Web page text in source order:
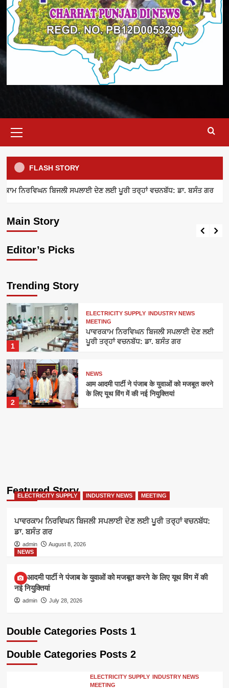
Menu
FLASH STORY
ਨਿਰਵਿਘਨ ਬਿਜਲੀ ਸਪਲਾਈ ਦੇਣ ਲਈ ਪੂਰੀ ਤਰ੍ਹਾਂ ਵਚਨਬੱਧ: ਡਾ. ਬਸੰਤ ਗਰ
Main Story
ELECTRICITY SUPPLY INDUSTRY NEWS MEETING
admin August 8, 2026
Editor’s Picks
Trending Story
1
ELECTRICITY SUPPLY INDUSTRY NEWS
MEETING
ਪਾਵਰਕਾਮ ਨਿਰਵਿਘਨ ਬਿਜਲੀ ਸਪਲਾਈ ਦੇਣ ਲਈ
ਪੂਰੀ ਤਰ੍ਹਾਂ ਵਚਨਬੱਧ: ਡਾ. ਬਸੰਤ ਗਰ
2
NEWS
आम आदमी पार्टी ने पंजाब के युवाओं को मजबूत करने
के लिए यूथ विंग में की नई नियुक्तियां
Featured Story
ELECTRICITY SUPPLY INDUSTRY NEWS MEETING
ਪਾਵਰਕਾਮ ਨਿਰਵਿਘਨ ਬਿਜਲੀ ਸਪਲਾਈ ਦੇਣ ਲਈ ਪੂਰੀ ਤਰ੍ਹਾਂ ਵਚਨਬੱਧ:
ਡਾ. ਬਸੰਤ ਗਰ
admin
August 8, 2026
NEWS
आम आदमी पार्टी ने पंजाब के युवाओं को मजबूत करने के लिए यूथ विंग में की
नई नियुक्तियां
admin July 28, 2026
Double Categories Posts 1
Double Categories Posts 2
ELECTRICITY SUPPLY INDUSTRY NEWS
MEETING